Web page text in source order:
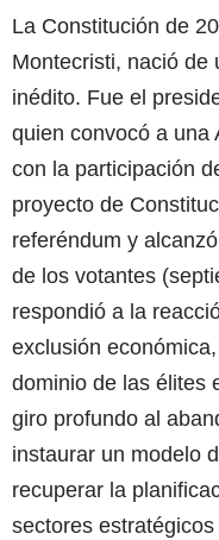
La Constitución de
Montecristi, nació de
inédito. Fue el
quien convocó a una
con la participación
proyecto de
referéndum y
de los votantes
respondió a la
exclusión
dominio de las élites
giro profundo al
instaurar un modelo
recuperar la
sectores